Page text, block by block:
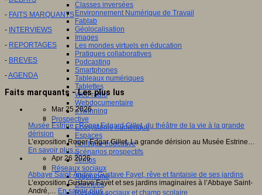
Classes inversées
Environnement Numérique de Travail
Fablab
Géolocalisation
Images
Les mondes virtuels en éducation
Pratiques collaboratives
Podcasting
Smartphones
Tableaux numériques
Tablettes
Web radio
Webdocumentaire
eTwinning
Prospective
Ecosystème numérique
Espaces
Politique éducative
Scénarios prospectifs
Temps
Réseaux sociaux
Algorithme
Données
Réseaux sociaux et champ scolaire
- FAITS MARQUANTS
- INTERVIEWS
- REPORTAGES
- BREVES
-AGENDA
Faits marquants - Les plus lus
Mar 25 2026
Musée Estrine : Roger Edgard Gillet, du théâtre de la vie à la grande
dérision
L’exposition Roger Edgar Gillet, La grande dérision au Musée Estrine…
En savoir plus...
Apr 26 2026
Abbaye Saint-André : Gustave Fayet, rêve et fantaisie de ses jardins
L’exposition Gustave Fayet et ses jardins imaginaires à l’Abbaye Saint-
André,… En savoir plus...